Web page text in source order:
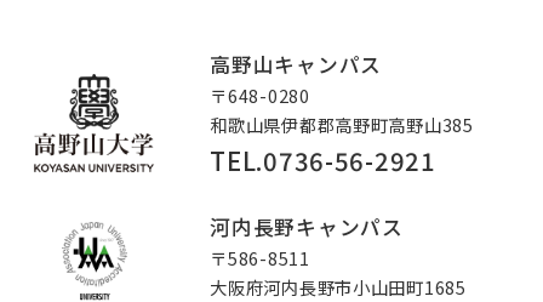
高野山キャンパス
〒648-0280
和歌山県伊都郡高野町高野山385
TEL.0736-56-2921
河内長野キャンパス
〒586-8511
大阪府河内長野市小山田町1685